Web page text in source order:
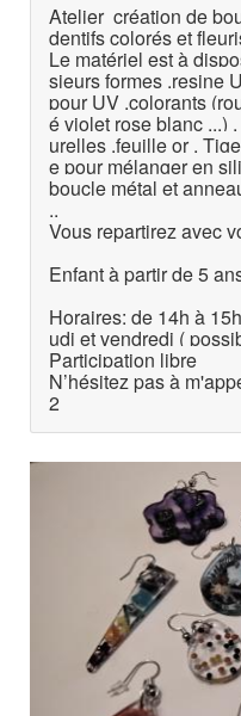
Atelier création de
dentifs colorés et
Le matériel est à
sieurs formes .resine
pour UV .colorants
é violet rose blanc ...)
urelles .feuille or .
e pour mélanger en
boucle métal et
..
Vous repartirez avec
Enfant à partir de 5
Horaires: de 14h à
udi et vendredi (
Participation libre
N’hésitez pas à
2